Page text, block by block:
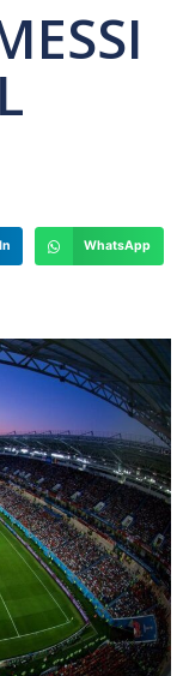
WhatsApp